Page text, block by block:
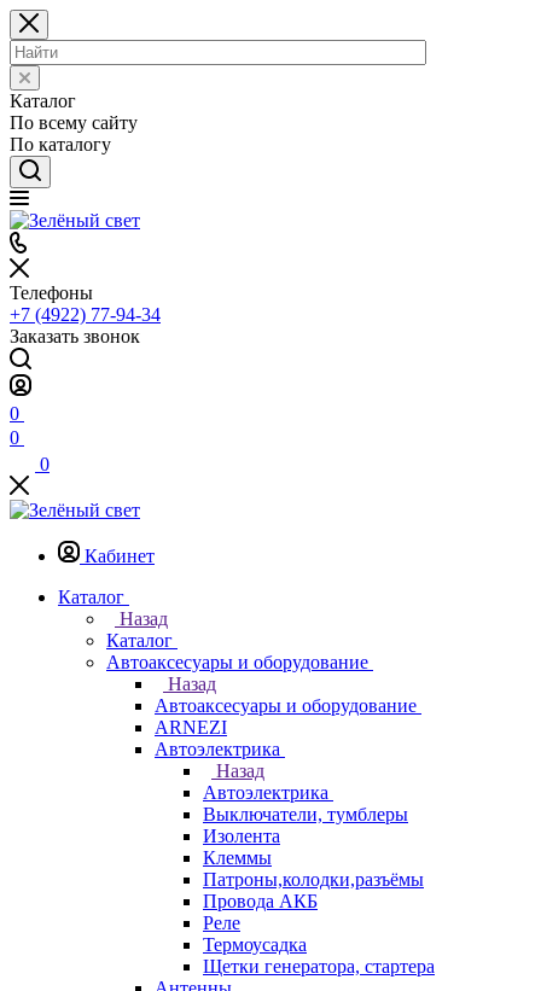
Каталог
По всему сайту
По каталогу
Телефоны
+7 (4922) 77-94-34
Заказать звонок
0
0
0
Кабинет
Каталог
Назад
Каталог
Автоаксесуары и оборудование
Назад
Автоаксесуары и оборудование
ARNEZI
Автоэлектрика
Назад
Автоэлектрика
Выключатели, тумблеры
Изолента
Клеммы
Патроны,колодки,разъёмы
Провода АКБ
Реле
Термоусадка
Щетки генератора, стартера